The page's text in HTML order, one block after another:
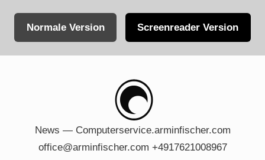
Normale Version Screenreader Version
News — Computerservice.arminfischer.com
office@arminfischer.com +4917621008967